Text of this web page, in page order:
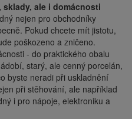
ale i domácnosti
nejen pro obchodníky
Pokud chcete mít jistotu,
poškozeno a zničeno.
- do praktického obalu
starý, ale cenný porcelán,
byste neradi při uskladnění
při stěhování, ale například
i pro nápoje, elektroniku a